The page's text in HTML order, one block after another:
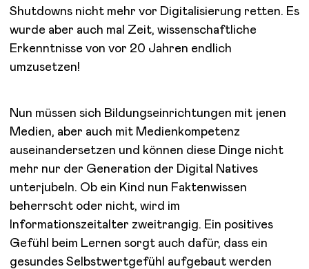
Shutdowns nicht mehr vor Digitalisierung retten. Es
wurde aber auch mal Zeit, wissenschaftliche
Erkenntnisse von vor 20 Jahren endlich
umzusetzen!
Nun müssen sich Bildungseinrichtungen mit jenen
Medien, aber auch mit Medienkompetenz
auseinandersetzen und können diese Dinge nicht
mehr nur der Generation der Digital Natives
unterjubeln. Ob ein Kind nun Faktenwissen
beherrscht oder nicht, wird im
Informationszeitalter zweitrangig. Ein positives
Gefühl beim Lernen sorgt auch dafür, dass ein
gesundes Selbstwertgefühl aufgebaut werden